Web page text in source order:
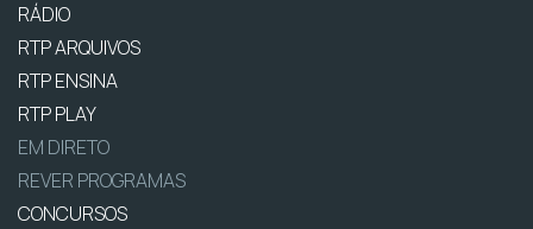
RÁDIO
RTP ARQUIVOS
RTP ENSINA
RTP PLAY
EM DIRETO
REVER PROGRAMAS
CONCURSOS